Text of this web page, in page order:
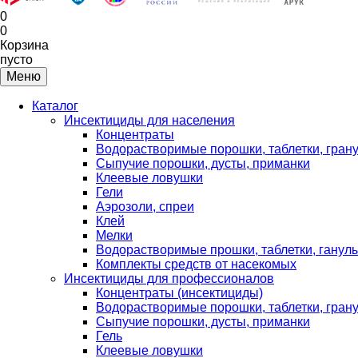
0
0
Корзина
пусто
Меню
Каталог
Инсектициды для населения
Концентраты
Водорастворимые порошки, таблетки,
Сыпучие порошки, дусты, приманки
Клеевые ловушки
Гели
Аэрозоли, спреи
Клей
Мелки
Водорастворимые прошки, таблетки,
Комплекты средств от насекомых
Инсектициды для профессионалов
Концентраты (инсектициды)
Водорастворимые порошки, таблетки,
Сыпучие порошки, дусты, приманки
Гель
Клеевые ловушки